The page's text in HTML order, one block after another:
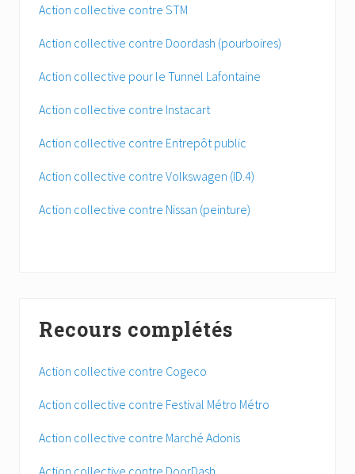
Action collective contre STM
Action collective contre Doordash (pourboires)
Action collective pour le Tunnel Lafontaine
Action collective contre Instacart
Action collective contre Entrepôt public
Action collective contre Volkswagen (ID.4)
Action collective contre Nissan (peinture)
Recours complétés
Action collective contre Cogeco
Action collective contre Festival Métro Métro
Action collective contre Marché Adonis